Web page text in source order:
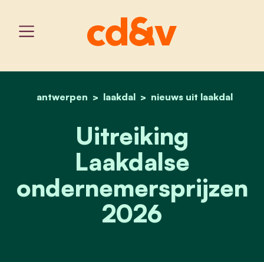
home
antwerpen laakdal nieuws uit laakdal
uitreiking laakdalse
Uitreiking
Laakdalse
ondernemersprijzen
2026